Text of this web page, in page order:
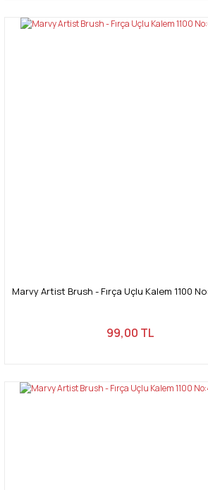
Marvy Artist Brush - Fırça Uçlu Kalem 1100
99,00 TL